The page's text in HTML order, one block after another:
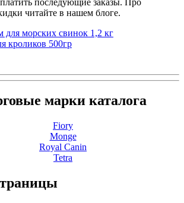
читайте в нашем блоге.
для морских свинок 1,2 кг
кроликов 500гр
марки каталога
Fiory
Monge
Royal Canin
Tetra